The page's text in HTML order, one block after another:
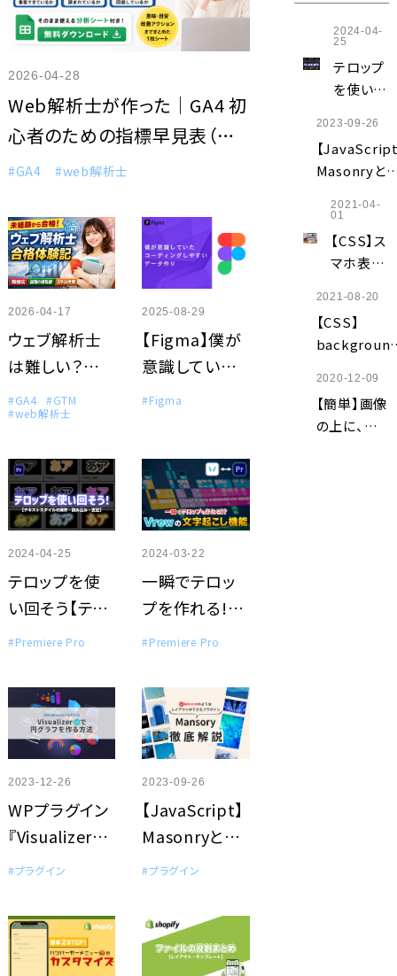
2026-04-28
Web解析士が作った｜GA4 初
心者のための指標早見表（無
料DLあり）
#GA4 #web解析士
2026-04-17
ウェブ解析士
は難しい？未
経験から合格
した勉強方法
公開
#GA4
#GTM
#web解析士
2025-08-29
【Figma】僕が
意識していた
コーディングし
#Figma
2024-04-25
テロップを使
い回そう【テキ
ストスタイルの
み・変更】
#Premiere Pro
2024-03-22
一瞬でテロッ
プを作れる!?
Vrew文字起こ
方（Premire
Proと連携）
#Premiere Pro
2023-12-26
WPプラグイン
『Visualizer（無
料版）』で円グ
法
#プラグイン
2023-09-26
【JavaScript】
Masonryと
は？Pinterest
実装する方法
を解説
#プラグイン
2024-04-
25
テロップ
を使い回
タイルの
保存・読
み込み・
変更】
2023-09-26
【JavaScript
Masonryと
Pinterest風
レイアウトを
装する方法を
2021-04-
01
【CSS】ス
マホ表示
行する方
法｜brタ
グ・
media
queryを
2021-08-20
【CSS】
｜背景色が
映されない時
2020-12-09
【簡単】画像
の上に、文